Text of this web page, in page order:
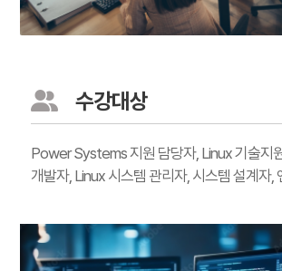
수강대상
Power Systems 지원 담당자, Linux 기술지
개발자, Linux 시스템 관리자, 시스템 설계자,